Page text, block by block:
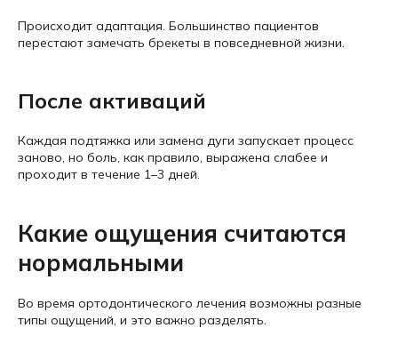
Происходит адаптация. Большинство пациентов
перестают замечать брекеты в повседневной жизни.
После активаций
Каждая подтяжка или замена дуги запускает процесс
заново, но боль, как правило, выражена слабее и
проходит в течение 1–3 дней.
Какие ощущения считаются
нормальными
Во время ортодонтического лечения возможны разные
типы ощущений, и это важно разделять.